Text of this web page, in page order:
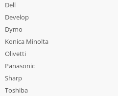
Dell
Develop
Dymo
Konica Minolta
Olivetti
Panasonic
Sharp
Toshiba